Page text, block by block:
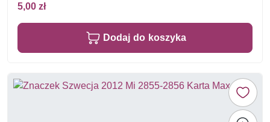
5,00 zł
Dodaj do koszyka